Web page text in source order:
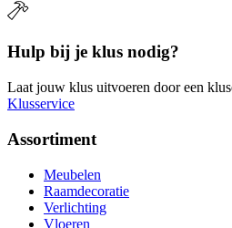
Hulp bij je klus nodig?
Laat jouw klus uitvoeren door een
Klusservice
Assortiment
Meubelen
Raamdecoratie
Verlichting
Vloeren